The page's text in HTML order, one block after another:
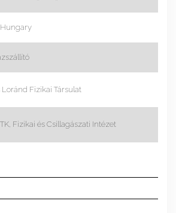
Loránd Fizikai Társulat
Fizikai és Csillagászati Intézet